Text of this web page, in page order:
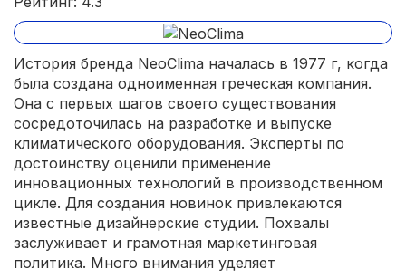
История бренда NeoClima началась в 1977 г, когда
была создана одноименная греческая компания.
Она с первых шагов своего существования
сосредоточилась на разработке и выпуске
климатического оборудования. Эксперты по
достоинству оценили применение
инновационных технологий в производственном
цикле. Для создания новинок привлекаются
известные дизайнерские студии. Похвалы
заслуживает и грамотная маркетинговая
политика. Много внимания уделяет